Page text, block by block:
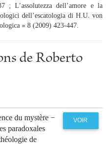
L’assolutezza dell’amore e la
dell’escatologia di H.U. von
» 8 (2009) 423-447.
de Roberto
du mystère −
paradoxales
de
VOIR